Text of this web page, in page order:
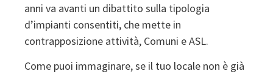
anni va avanti un dibattito sulla tipologia
d’impianti consentiti, che mette in
contrapposizione attività, Comuni e ASL.
Come puoi immaginare, se il tuo locale non è già